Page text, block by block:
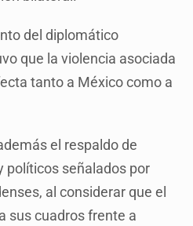
del diplomático
que la violencia asociada
tanto a México como a
el respaldo de
políticos señalados por
al considerar que el
sus cuadros frente a